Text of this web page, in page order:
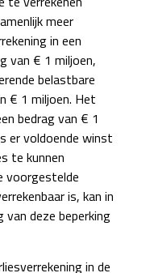
meer
in een
van € 1 miljoen,
belastbare
€ 1 miljoen. Het
bedrag van € 1
er voldoende winst
te kunnen
voorgestelde
is, kan in
deze beperking
in de